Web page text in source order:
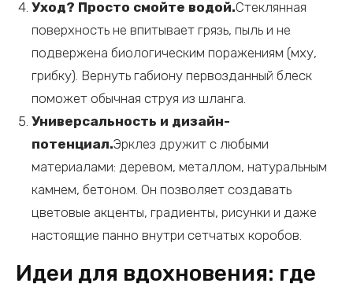
Уход? Просто смойте водой.Стеклянная
поверхность не впитывает грязь, пыль и не
подвержена биологическим поражениям (мху,
грибку). Вернуть габиону первозданный блеск
поможет обычная струя из шланга.
Универсальность и дизайн-
потенциал.Эрклез дружит с любыми
материалами: деревом, металлом, натуральным
камнем, бетоном. Он позволяет создавать
цветовые акценты, градиенты, рисунки и даже
настоящие панно внутри сетчатых коробов.
Идеи для вдохновения: где